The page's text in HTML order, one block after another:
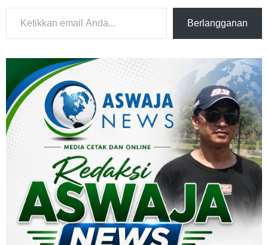
Ketikkan email Anda...
Berlangganan